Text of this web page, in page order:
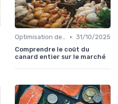
Optimisation des coûts • 31/10/2025
Comprendre le coût du
canard entier sur le marché